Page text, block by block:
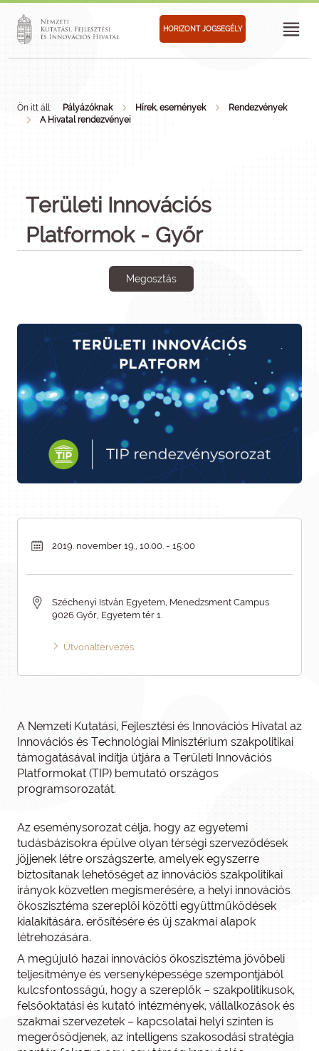
HORIZONT JOGSEGÉLY
Ön itt áll: Pályázóknak Hírek, események
Rendezvények
A Hivatal rendezvényei
Területi Innovációs
Platformok - Győr
Megosztás
2019. november 19., 10.00. - 15:00
Széchenyi István Egyetem, Menedzsment Campus
9026 Győr, Egyetem tér 1.
Útvonaltervezés
A Nemzeti Kutatási, Fejlesztési és Innovációs Hivatal az
Innovációs és Technológiai Minisztérium szakpolitikai
támogatásával indítja útjára a Területi Innovációs
Platformokat (TIP) bemutató országos
programsorozatát.
Az eseménysorozat célja, hogy az egyetemi
tudásbázisokra épülve olyan térségi szerveződések
jöjjenek létre országszerte, amelyek egyszerre
biztosítanak lehetőséget az innovációs szakpolitikai
irányok közvetlen megismerésére, a helyi innovációs
ökoszisztéma szereplői közötti együttműködések
kialakítására, erősítésére és új szakmai alapok
létrehozására.
A megújuló hazai innovációs ökoszisztéma jövőbeli
teljesítménye és versenyképessége szempontjából
kulcsfontosságú, hogy a szereplők – szakpolitikusok,
felsőoktatási és kutató intézmények, vállalkozások és
szakmai szervezetek – kapcsolatai helyi szinten is
megerősödjenek, az intelligens szakosodási stratégia